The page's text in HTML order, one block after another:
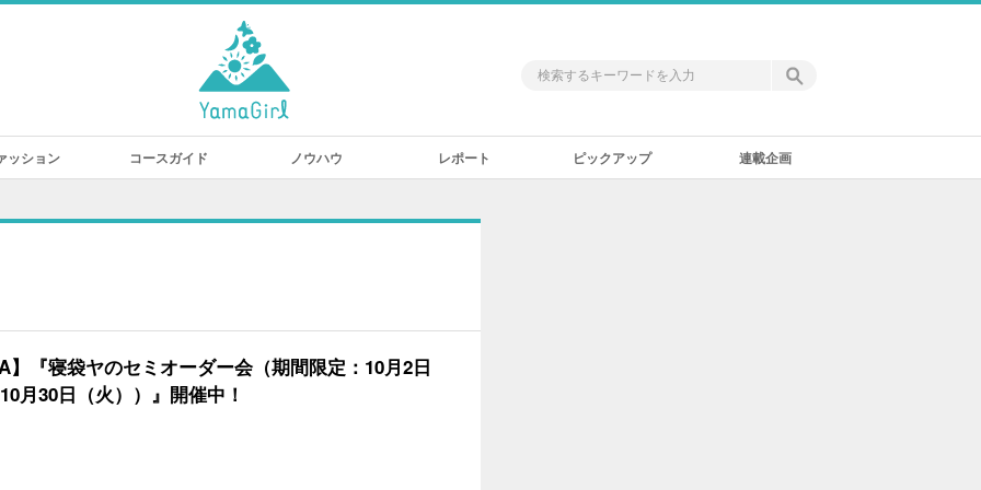
ッション コースガイド ノウハウ レポート ピックアップ 連載企画
】『寝袋ヤのセミオーダー会（期間限定：10月2日
月30日（火））』開催中！